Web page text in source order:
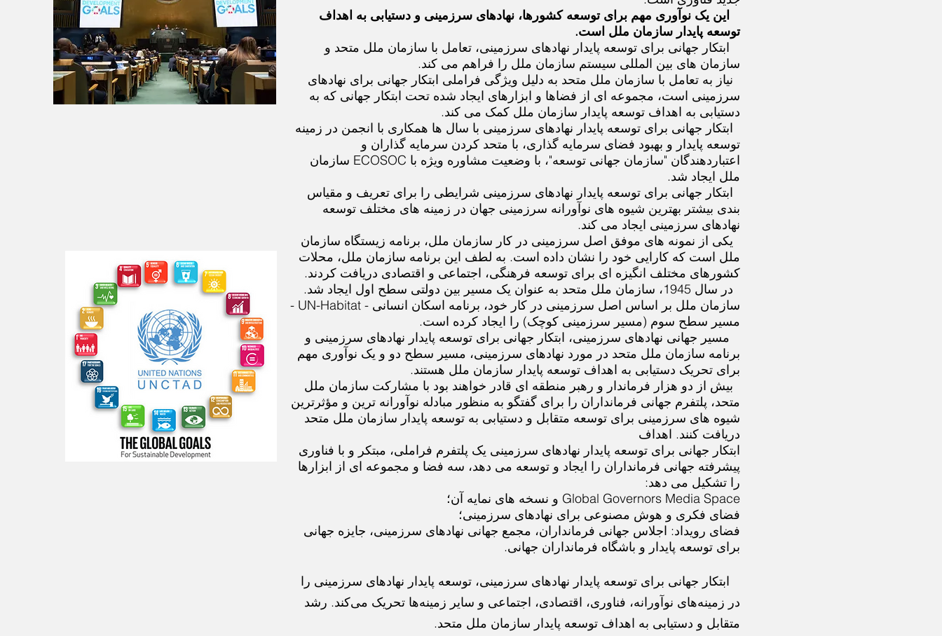
این یک نوآوری مهم برای توسعه کشورها، نهادهای سرزمینی و دستیابی به اهداف
توسعه پایدار سازمان ملل است.
ابتکار جهانی برای توسعه پایدار نهادهای سرزمینی، تعامل با سازمان ملل متحد و
سازمان های بین المللی سیستم سازمان ملل را فراهم می کند.
نیاز به تعامل با سازمان ملل متحد به دلیل ویژگی فراملی ابتکار جهانی برای نهادهای
سرزمینی است، مجموعه ای از فضاها و ابزارهای ایجاد شده تحت ابتکار جهانی که به
دستیابی به اهداف توسعه پایدار سازمان ملل کمک می کند.
ابتکار جهانی برای توسعه پایدار نهادهای سرزمینی با سال ها همکاری با انجمن در زمینه
توسعه پایدار و بهبود فضای سرمایه گذاری، با متحد کردن سرمایه گذاران و
اعتباردهندگان "سازمان جهانی توسعه"، با وضعیت مشاوره ویژه با ECOSOC سازمان
ملل ایجاد شد.
ابتکار جهانی برای توسعه پایدار نهادهای سرزمینی شرایطی را برای تعریف و مقیاس
بندی بیشتر بهترین شیوه های نوآورانه سرزمینی جهان در زمینه های مختلف توسعه
نهادهای سرزمینی ایجاد می کند.
یکی از نمونه های موفق اصل سرزمینی در کار سازمان ملل، برنامه زیستگاه سازمان
ملل است که کارایی خود را نشان داده است. به لطف این برنامه سازمان ملل، محلات
کشورهای مختلف انگیزه ای برای توسعه فرهنگی، اجتماعی و اقتصادی دریافت کردند.
در سال 1945، سازمان ملل متحد به عنوان یک مسیر بین دولتی سطح اول ایجاد شد.
سازمان ملل بر اساس اصل سرزمینی در کار خود، برنامه اسکان انسانی - UN-Habitat -
مسیر سطح سوم (مسیر سرزمینی کوچک) را ایجاد کرده است.
مسیر جهانی نهادهای سرزمینی، ابتکار جهانی برای توسعه پایدار نهادهای سرزمینی و
برنامه سازمان ملل متحد در مورد نهادهای سرزمینی، مسیر سطح دو و یک نوآوری مهم
برای تحریک دستیابی به اهداف توسعه پایدار سازمان ملل هستند.
بیش از دو هزار فرماندار و رهبر منطقه ای قادر خواهند بود با مشارکت سازمان ملل
متحد، پلتفرم جهانی فرمانداران را برای گفتگو به منظور مبادله نوآورانه ترین و مؤثرترین
شیوه های سرزمینی برای توسعه متقابل و دستیابی به توسعه پایدار سازمان ملل متحد
دریافت کنند. اهداف
ابتکار جهانی برای توسعه پایدار نهادهای سرزمینی یک پلتفرم فراملی، مبتکر و با فناوری
پیشرفته جهانی فرمانداران را ایجاد و توسعه می دهد، سه فضا و مجموعه ای از ابزارها
را تشکیل می دهد:
Global Governors Media Space و نسخه های نمایه آن؛
فضای فکری و هوش مصنوعی برای نهادهای سرزمینی؛
فضای رویداد: اجلاس جهانی فرمانداران، مجمع جهانی نهادهای سرزمینی، جایزه جهانی
برای توسعه پایدار و باشگاه فرمانداران جهانی.
ابتکار جهانی برای توسعه پایدار نهادهای سرزمینی، توسعه پایدار نهادهای سرزمینی را
در زمینه‌های نوآورانه، فناوری، اقتصادی، اجتماعی و سایر زمینه‌ها تحریک می‌کند. رشد
متقابل و دستیابی به اهداف توسعه پایدار سازمان ملل متحد.